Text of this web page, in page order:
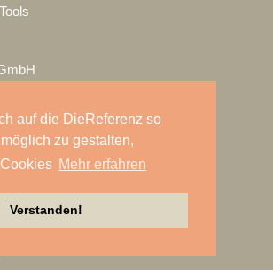
auf die DieReferenz so
zu gestalten,
Mehr erfahren
Verstanden!